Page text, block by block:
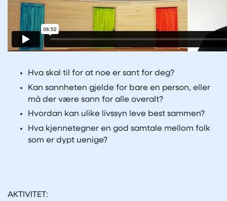
Hva skal til for at noe er sant for deg?
Kan sannheten gjelde for bare en person, eller
må der være sann for alle overalt?
Hvordan kan ulike livssyn leve best sammen?
Hva kjennetegner en god samtale mellom folk
som er dypt uenige?
AKTIVITET: